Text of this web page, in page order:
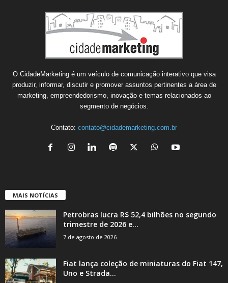
O CidadeMarketing é um veículo de comunicação interativo que visa
produzir, informar, discutir e promover assuntos pertinentes a área de
marketing, empreendedorismo, inovação e temas relacionados ao
segmento de negócios.
Contato: contato@cidademarketing.com.br
MAIS NOTÍCIAS
Petrobras lucra R$ 52,4 bilhões no segundo
trimestre de 2026 e...
7 de agosto de 2026
Fiat lança coleção de miniaturas do Fiat 147,
Uno e Strada...